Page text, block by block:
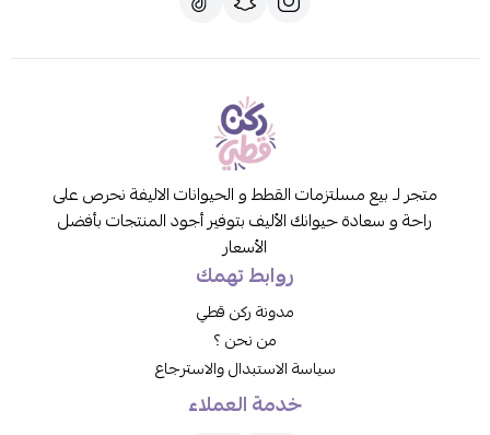
متجر لـ بيع مسلتزمات القطط و الحيوانات الاليفة نحرص على
راحة و سعادة حيوانك الأليف بتوفير أجود المنتجات بأفضل
الأسعار
روابط تهمك
مدونة ركن قطي
من نحن ؟
سياسة الاستبدال والاسترجاع
خدمة العملاء